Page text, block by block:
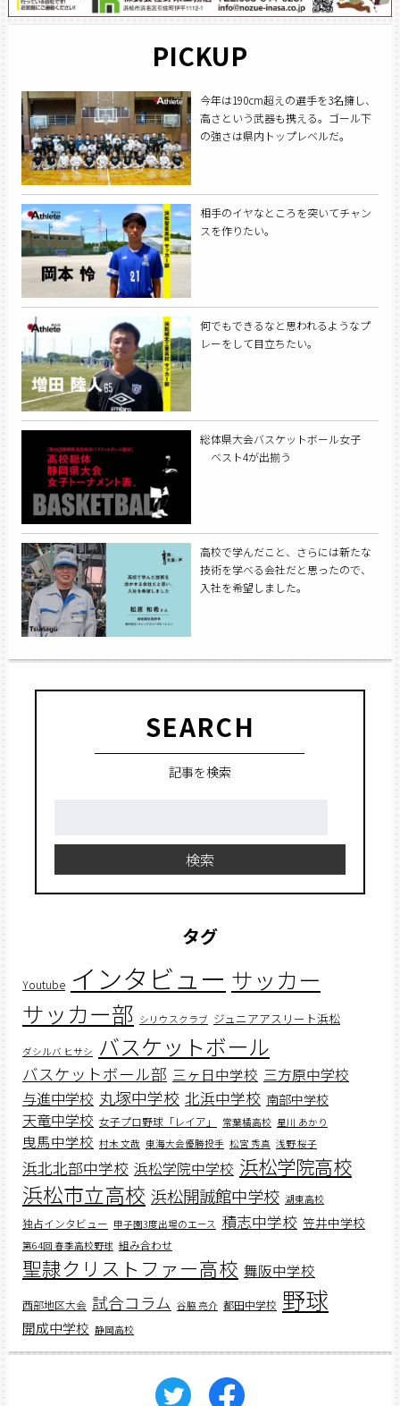
PICKUP
今年は190cm超えの選手を3名擁し、
高さという武器も携える。ゴール下
の強さは県内トップレベルだ。
相手のイヤなところを突いてチャン
スを作りたい。
何でもできるなと思われるようなプ
レーをして目立ちたい。
総体県大会バスケットボール女子
ベスト4が出揃う
高校で学んだこと、さらには新たな
技術を学べる会社だと思ったので、
入社を希望しました。
SEARCH
記事を検索
検索
タグ
Youtube インタビュー サッカー
サッカー部 シリウスクラブ ジュニアアスリート浜松
ダシルバ ヒサシ バスケットボール
バスケットボール部 三ヶ日中学校 三方原中学校
与進中学校 丸塚中学校 北浜中学校 南部中学校
天竜中学校 女子プロ野球「レイア」 常葉橘高校 星川 あかり
曳馬中学校 村木 文哉 東海大会優勝投手 松宮 秀真 浅野 桜子
浜北北部中学校 浜松学院中学校 浜松学院高校
浜松市立高校 浜松開誠館中学校 湖東高校
独占インタビュー 甲子園3度出場のエース 積志中学校 笠井中学校
第64回 春季高校野球 組み合わせ
聖隷クリストファー高校 舞阪中学校
西部地区大会 試合コラム 谷脇 亮介 都田中学校 野球
開成中学校 静岡高校